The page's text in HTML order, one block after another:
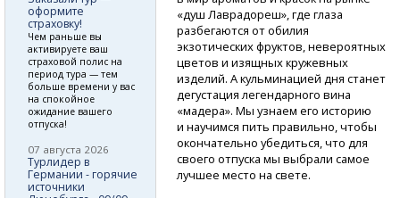
«душ Лаврадореш», где глаза
разбегаются от обилия
экзотических фруктов, невероятных
цветов и изящных кружевных
изделий. А кульминацией дня станет
дегустация легендарного вина
«мадера». Мы узнаем его историю
и научимся пить правильно, чтобы
окончательно убедиться, что для
своего отпуска мы выбрали самое
лучшее место на свете.
оформите
страховку!
Чем раньше вы
активируете ваш
страховой полис на
период тура — тем
больше времени у вас
на спокойное
ожидание вашего
отпуска!
07 августа 2026
Турлидер в
Германии - горячие
источники